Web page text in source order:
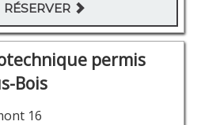
RÉSERVER
permis
Bois
16